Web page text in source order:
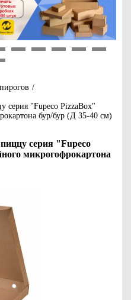
/
серия "Fupeco PizzaBox"
бур/бур (Д 35-40 см)
серия "Fupeco
микрогофрокартона